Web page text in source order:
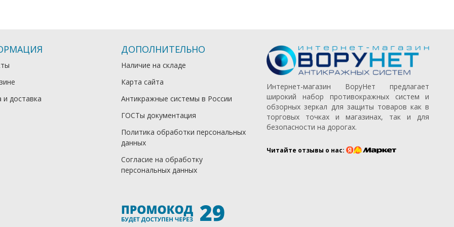
и доставка
ДОПОЛНИТЕЛЬНО
Наличие на складе
Карта сайта
Антикражные системы в России
ГОСТы документация
Политика обработки персональных
данных
Согласие на обработку
персональных данных
Интернет-магазин ВоруНет предлагает
широкий набор противокражных систем и
обзорных зеркал для защиты товаров как в
торговых точках и магазинах, так и для
безопасности на дорогах.
Читайте отзывы о нас: